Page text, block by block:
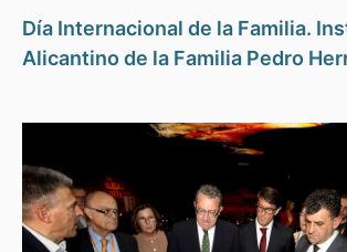
Día Internacional de la Familia.
Alicantino de la Familia Pedro